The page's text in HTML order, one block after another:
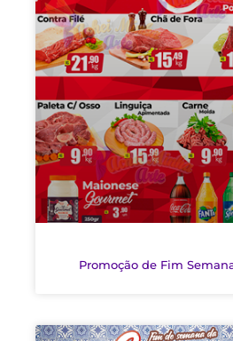
Promoção de Fim